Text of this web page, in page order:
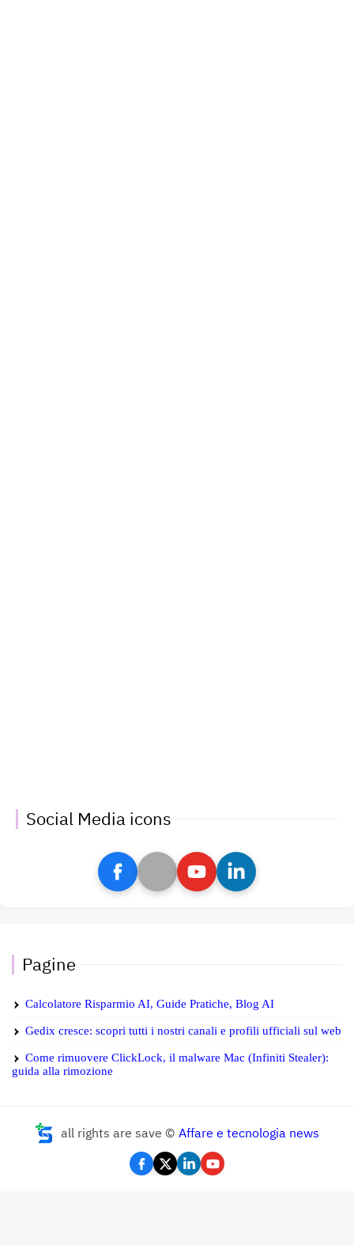
Social Media icons
Pagine
Calcolatore Risparmio AI, Guide Pratiche, Blog AI
Gedix cresce: scopri tutti i nostri canali e profili ufficiali sul web
Come rimuovere ClickLock, il malware Mac (Infiniti Stealer):
guida alla rimozione
all rights are save © Affare e tecnologia news